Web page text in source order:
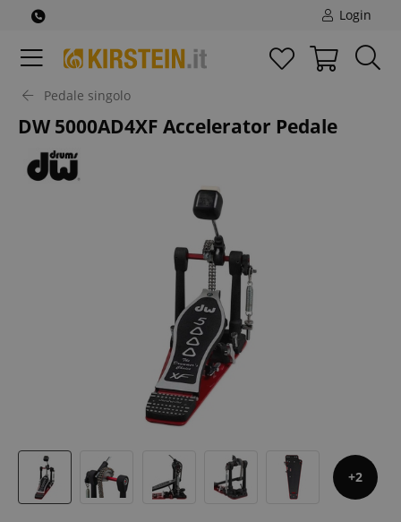
Login
Pedale singolo
DW 5000AD4XF Accelerator Pedale
2